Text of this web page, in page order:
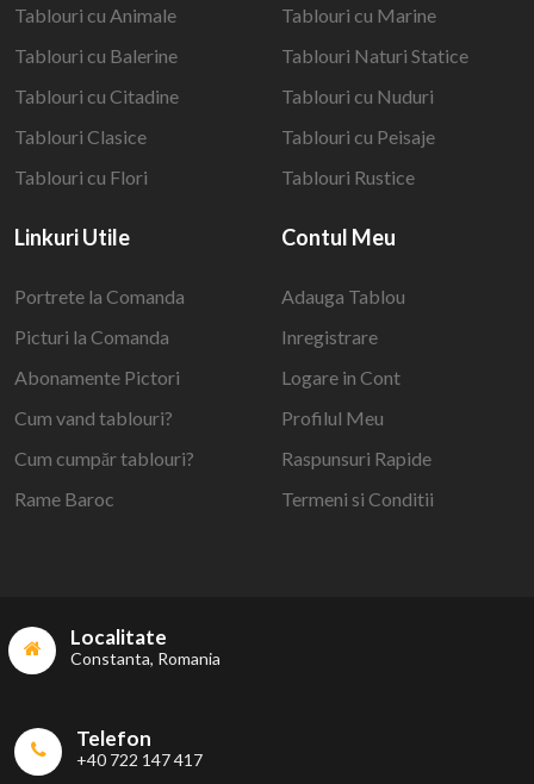
Tablouri cu Animale
Tablouri cu Balerine
Tablouri cu Citadine
Tablouri Clasice
Tablouri cu Flori
Tablouri cu Marine
Tablouri Naturi Statice
Tablouri cu Nuduri
Tablouri cu Peisaje
Tablouri Rustice
Linkuri Utile
Portrete la Comanda
Picturi la Comanda
Abonamente Pictori
Cum vand tablouri?
Cum cumpăr tablouri?
Rame Baroc
Contul Meu
Adauga Tablou
Inregistrare
Logare in Cont
Profilul Meu
Raspunsuri Rapide
Termeni si Conditii
Localitate
Constanta, Romania
Telefon
+40 722 147 417